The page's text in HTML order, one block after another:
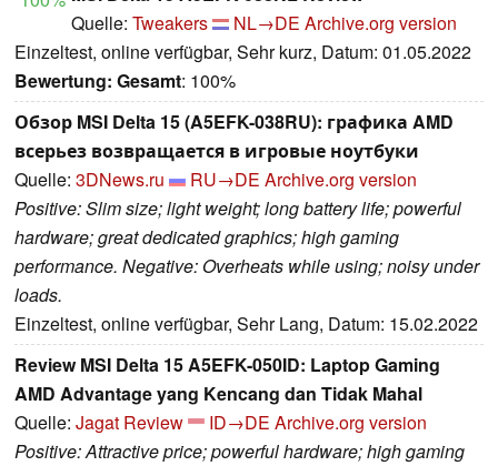
Quelle: Tweakers NL→DE Archive.org version
Einzeltest, online verfügbar, Sehr kurz, Datum: 01.05.2022
Bewertung: Gesamt: 100%
Обзор MSI Delta 15 (A5EFK-038RU): графика AMD
всерьез возвращается в игровые ноутбуки
Quelle: 3DNews.ru RU→DE Archive.org version
Positive: Slim size; light weight; long battery life; powerful
hardware; great dedicated graphics; high gaming
performance. Negative: Overheats while using; noisy under
loads.
Einzeltest, online verfügbar, Sehr Lang, Datum: 15.02.2022
Review MSI Delta 15 A5EFK-050ID: Laptop Gaming
AMD Advantage yang Kencang dan Tidak Mahal
Quelle: Jagat Review ID→DE Archive.org version
Positive: Attractive price; powerful hardware; high gaming